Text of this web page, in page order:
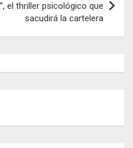
el thriller psicológico que
sacudirá la cartelera